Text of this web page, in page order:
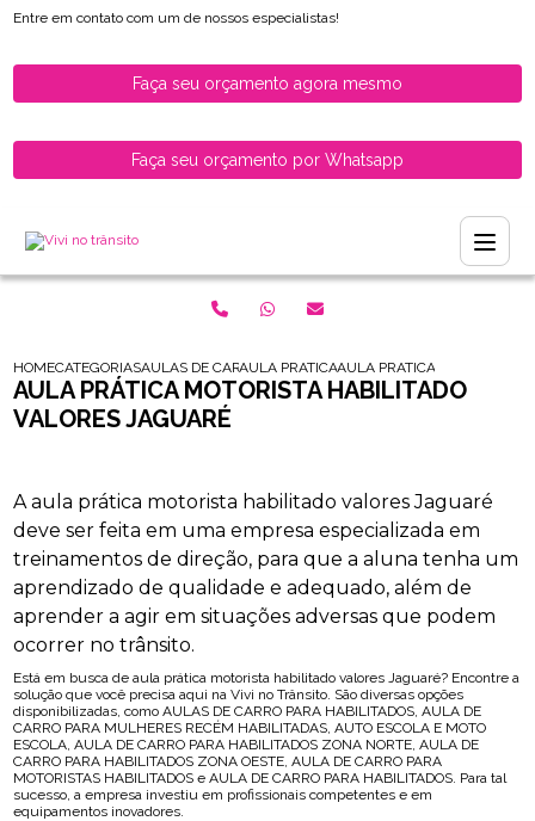
Entre em contato com um de nossos especialistas!
Faça seu orçamento agora mesmo
Faça seu orçamento por Whatsapp
HOMECATEGORIASAULAS DE CARRO PARA HABILITADOS
AULA PRATICA DE CARROAULA PRATICA MOTORISTA
AULA PRÁTICA MOTORISTA HABILITADO
VALORES JAGUARÉ
A aula prática motorista habilitado valores Jaguaré
deve ser feita em uma empresa especializada em
treinamentos de direção, para que a aluna tenha um
aprendizado de qualidade e adequado, além de
aprender a agir em situações adversas que podem
ocorrer no trânsito.
Está em busca de aula prática motorista habilitado valores Jaguaré? Encontre a
solução que você precisa aqui na Vivi no Trânsito. São diversas opções
disponibilizadas, como AULAS DE CARRO PARA HABILITADOS, AULA DE
CARRO PARA MULHERES RECÉM HABILITADAS, AUTO ESCOLA E MOTO
ESCOLA, AULA DE CARRO PARA HABILITADOS ZONA NORTE, AULA DE
CARRO PARA HABILITADOS ZONA OESTE, AULA DE CARRO PARA
MOTORISTAS HABILITADOS e AULA DE CARRO PARA HABILITADOS. Para tal
sucesso, a empresa investiu em profissionais competentes e em
equipamentos inovadores.